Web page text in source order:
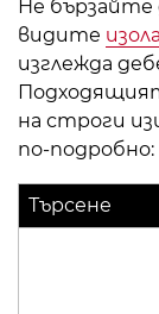
Не бързайте
видите
изглежда
на строги
по-подробно:
Търсене